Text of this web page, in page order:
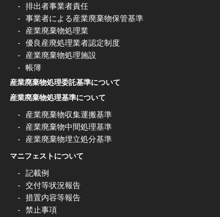
排出者事業者責任
事業者による産業廃棄物保管基準
産業廃棄物処理業
優良産廃処理業者認定制度
産業廃棄物処理施設
帳簿
産業廃棄物処理委託基準について
産業廃棄物処理基準について
産業廃棄物収集運搬基準
産業廃棄物中間処理基準
産業廃棄物埋立処分基準
マニフェストについて
記載例
交付等状況報告
措置内容等報告
禁止事項